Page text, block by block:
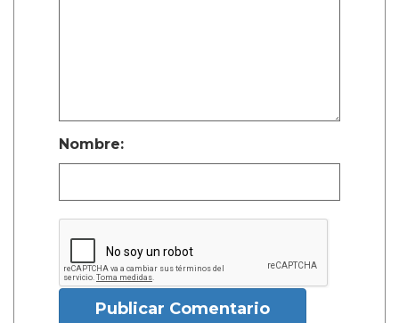
Nombre:
Publicar Comentario